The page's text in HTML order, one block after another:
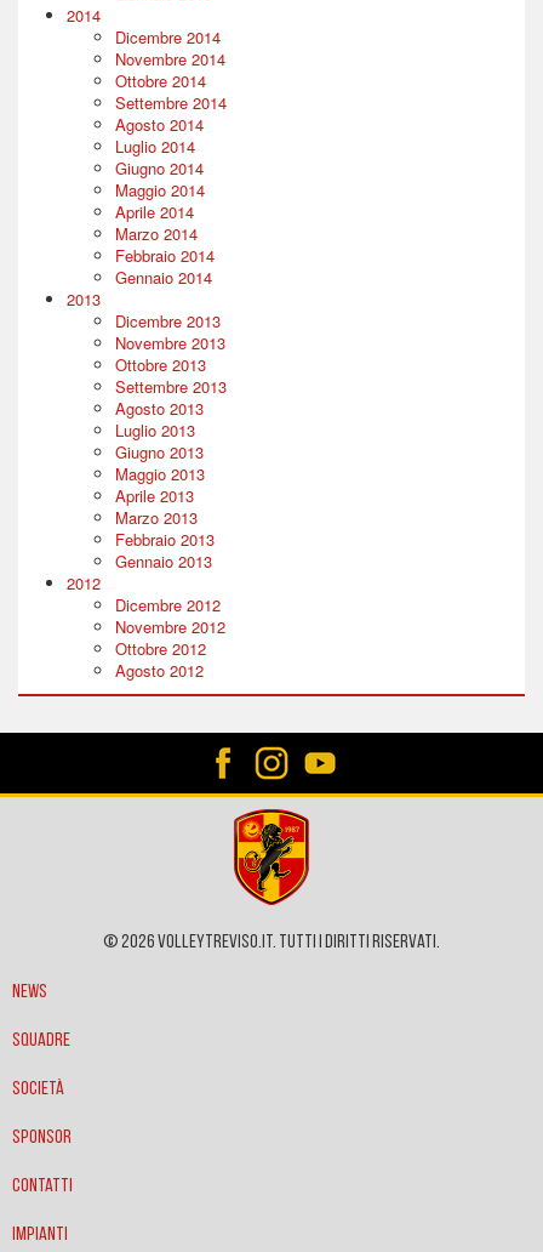
2014
Dicembre 2014
Novembre 2014
Ottobre 2014
Settembre 2014
Agosto 2014
Luglio 2014
Giugno 2014
Maggio 2014
Aprile 2014
Marzo 2014
Febbraio 2014
Gennaio 2014
2013
Dicembre 2013
Novembre 2013
Ottobre 2013
Settembre 2013
Agosto 2013
Luglio 2013
Giugno 2013
Maggio 2013
Aprile 2013
Marzo 2013
Febbraio 2013
Gennaio 2013
2012
Dicembre 2012
Novembre 2012
Ottobre 2012
Agosto 2012
© 2026 VOLLEYTREVISO.IT. Tutti i diritti riservati.
News
Squadre
Società
Sponsor
Contatti
Impianti